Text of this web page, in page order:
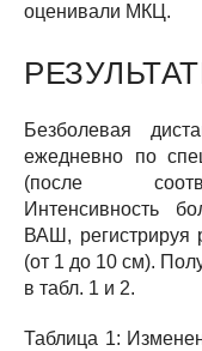
оценивали МКЦ.
Безболевая
ежедневно по
(после
Интенсивность
ВАШ, регистрируя
(от 1 до 10 см).
в табл. 1 и 2.
Таблица 1: